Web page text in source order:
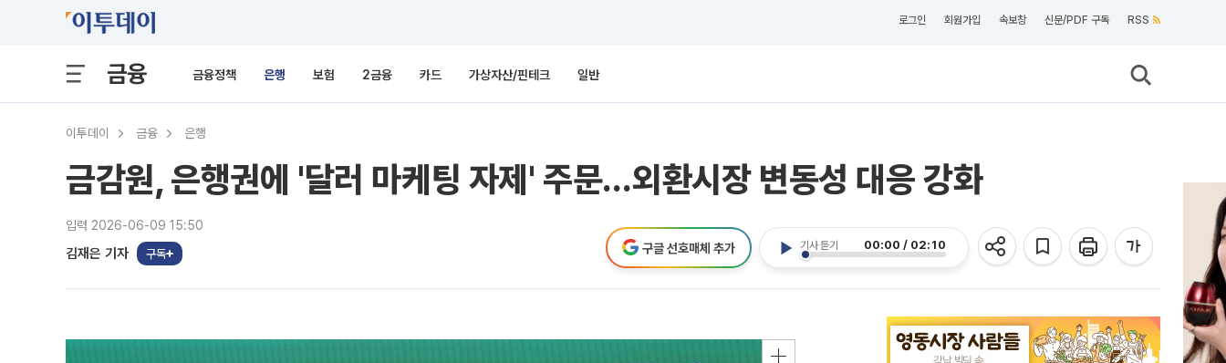
로그인 회원가입 속보창 신문/PDF 구독 RSS
금융 금융정책 은행 보험 2금융 카드 가상자산/핀테크 일반
이투데이 금융 은행
금감원, 은행권에 '달러 마케팅 자제' 주문…외환시장 변동성 대응 강화
입력 2026-06-09 15:50
김재은 기자 구독
기사 듣기 00:00 / 02:10
구글 선호매체 추가